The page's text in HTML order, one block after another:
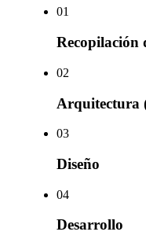
01
Recopilación
02
Arquitectura
03
Diseño
04
Desarrollo